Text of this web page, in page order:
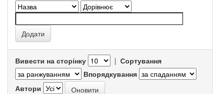
Вивести на сторінку | Сортування
Впорядкування
Автори